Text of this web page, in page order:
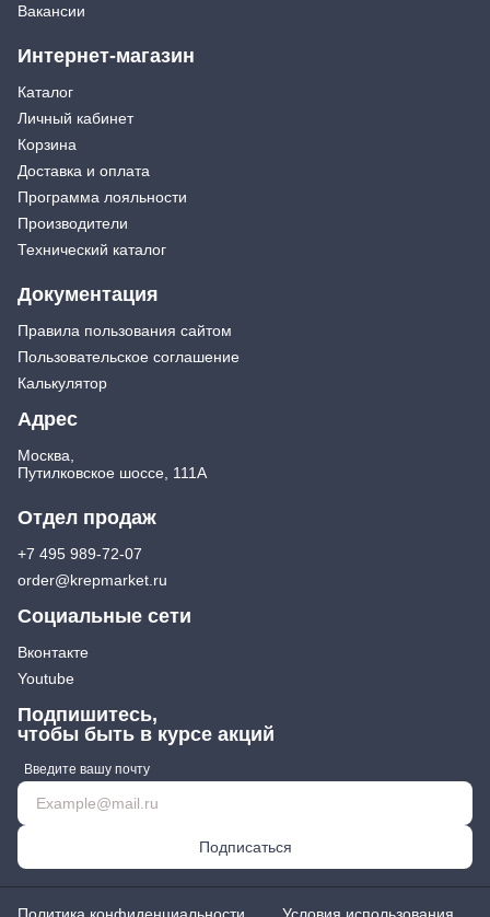
Вакансии
Интернет-магазин
Каталог
Личный кабинет
Корзина
Доставка и оплата
Программа лояльности
Производители
Технический каталог
Документация
Правила пользования сайтом
Пользовательское соглашение
Калькулятор
Адрес
Москва,
Путилковское шоссе, 111А
Отдел продаж
+7 495 989-72-07
order@krepmarket.ru
Социальные сети
Вконтакте
Youtube
Подпишитесь,
чтобы быть в курсе акций
Введите вашу почту
Подписаться
Политика конфиденциальности Условия использования